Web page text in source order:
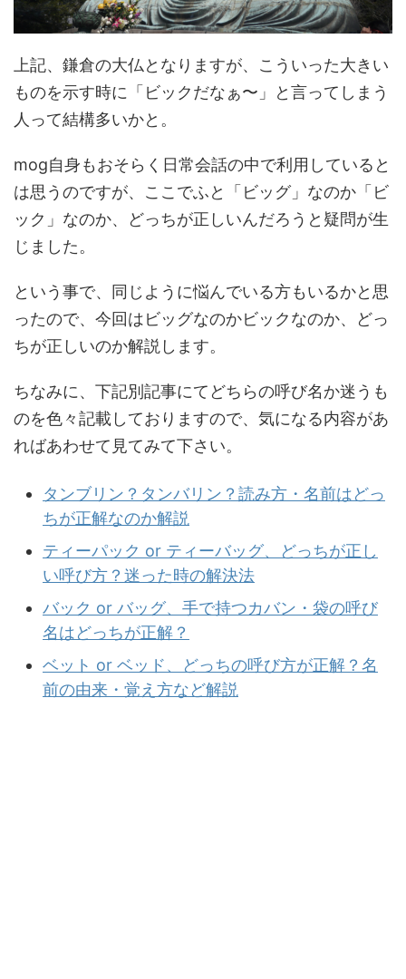
上記、鎌倉の大仏となりますが、こういった大きい
ものを示す時に「ビックだなぁ〜」と言ってしまう
人って結構多いかと。
mog自身もおそらく日常会話の中で利用していると
は思うのですが、ここでふと「ビッグ」なのか「ビ
ック」なのか、どっちが正しいんだろうと疑問が生
じました。
という事で、同じように悩んでいる方もいるかと思
ったので、今回はビッグなのかビックなのか、どっ
ちが正しいのか解説します。
ちなみに、下記別記事にてどちらの呼び名か迷うも
のを色々記載しておりますので、気になる内容があ
ればあわせて見てみて下さい。
タンブリン？タンバリン？読み方・名前はどっ
ちが正解なのか解説
ティーパック or ティーバッグ、どっちが正し
い呼び方？迷った時の解決法
バック or バッグ、手で持つカバン・袋の呼び
名はどっちが正解？
ベット or ベッド、どっちの呼び方が正解？名
前の由来・覚え方など解説